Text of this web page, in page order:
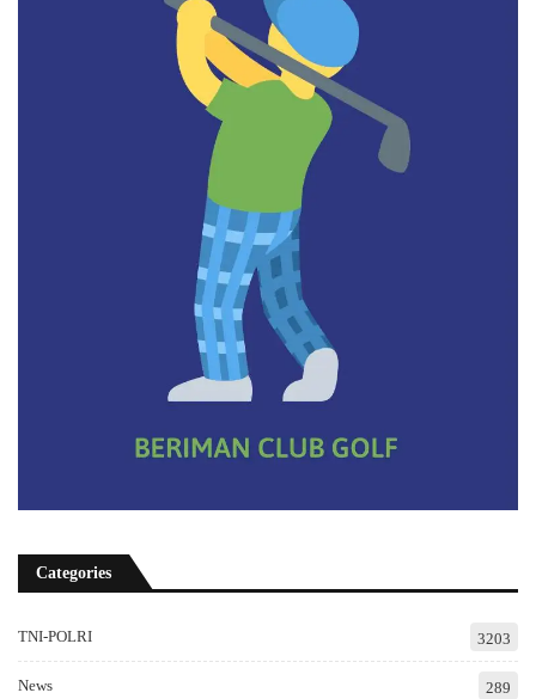
Categories
TNI-POLRI 3203
News 289